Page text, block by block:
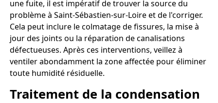
une fuite, il est impératif de trouver la source du
problème à Saint-Sébastien-sur-Loire et de l'corriger.
Cela peut inclure le colmatage de fissures, la mise à
jour des joints ou la réparation de canalisations
défectueuses. Après ces interventions, veillez à
ventiler abondamment la zone affectée pour éliminer
toute humidité résiduelle.
Traitement de la condensation